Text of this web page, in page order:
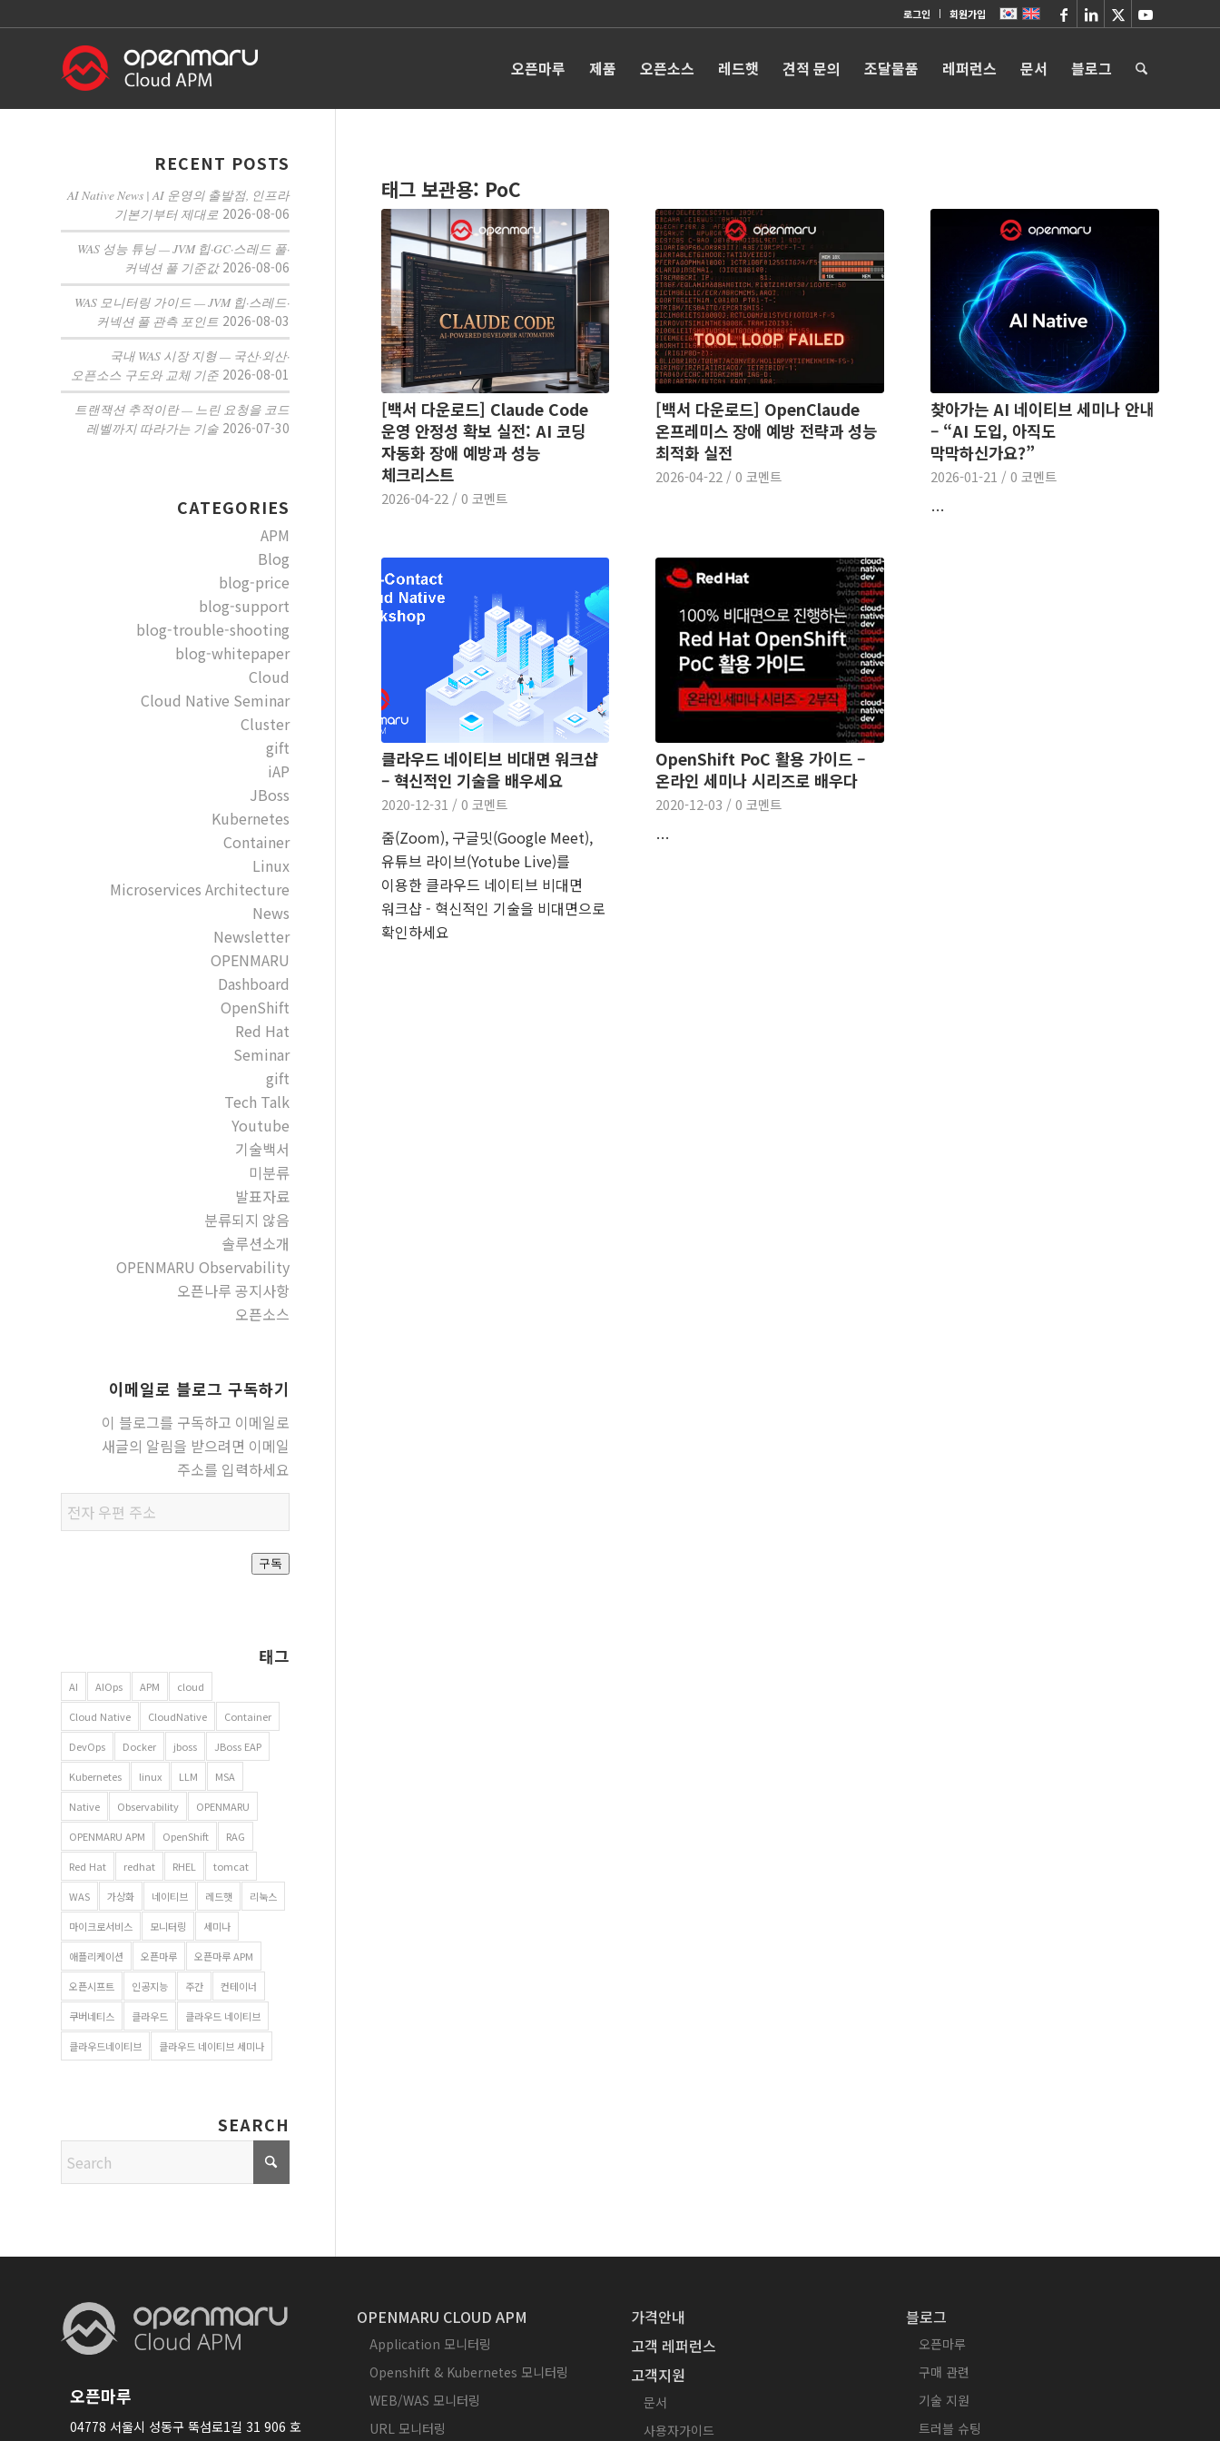
로그인 회원가입
오픈마루 제품 오픈소스 레드햇 견적 문의 조달물품 레퍼런스 문서 블로그
태그 보관용: PoC
[백서 다운로드] Claude Code
운영 안정성 확보 실전: AI 코딩
자동화 장애 예방과 성능
체크리스트
2026-04-22 / 0 코멘트
[백서 다운로드] OpenClaude
온프레미스 장애 예방 전략과 성능
최적화 실전
2026-04-22 / 0 코멘트
찾아가는 AI 네이티브 세미나 안내
– “AI 도입, 아직도
막막하신가요?”
2026-01-21 / 0 코멘트
…
클라우드 네이티브 비대면 워크샵
– 혁신적인 기술을 배우세요
2020-12-31 / 0 코멘트
줌(Zoom), 구글밋(Google Meet),
유튜브 라이브(Yotube Live)를
이용한 클라우드 네이티브 비대면
워크샵 - 혁신적인 기술을 비대면으로
확인하세요
OpenShift PoC 활용 가이드 –
온라인 세미나 시리즈로 배우다
2020-12-03 / 0 코멘트
…
RECENT POSTS
AI Native News | AI 운영의 출발점, 인프라
기본기부터 제대로 2026-08-06
WAS 성능 튜닝 — JVM 힙·GC·스레드 풀·
커넥션 풀 기준값 2026-08-06
WAS 모니터링 가이드 — JVM 힙·스레드·
커넥션 풀 관측 포인트 2026-08-03
국내 WAS 시장 지형 — 국산·외산·
오픈소스 구도와 교체 기준 2026-08-01
트랜잭션 추적이란 — 느린 요청을 코드
레벨까지 따라가는 기술 2026-07-30
CATEGORIES
APM
Blog
blog-price
blog-support
blog-trouble-shooting
blog-whitepaper
Cloud
Cloud Native Seminar
Cluster
gift
iAP
JBoss
Kubernetes
Container
Linux
Microservices Architecture
News
Newsletter
OPENMARU
Dashboard
OpenShift
Red Hat
Seminar
gift
Tech Talk
Youtube
기술백서
미분류
발표자료
분류되지 않음
솔루션소개
OPENMARU Observability
오픈나루 공지사항
오픈소스
이메일로 블로그 구독하기
이 블로그를 구독하고 이메일로
새글의 알림을 받으려면 이메일
주소를 입력하세요
우편
주소
구독
태그
AI AIOps APM cloud
Cloud Native CloudNative Container
DevOps Docker jboss JBoss EAP
Kubernetes linux LLM MSA
Native Observability OPENMARU
OPENMARU APM OpenShift RAG
Red Hat redhat RHEL tomcat
WAS 가상화 네이티브 레드햇 리눅스
마이크로서비스 모니터링 세미나
애플리케이션 오픈마루 오픈마루 APM
오픈시프트 인공지능 주간 컨테이너
쿠버네티스 클라우드 클라우드 네이티브
클라우드네이티브 클라우드 네이티브 세미나
SEARCH
오픈마루
04778 서울시 성동구 뚝섬로1길 31 906 호
OPENMARU CLOUD APM
Application 모니터링
Openshift & Kubernetes 모니터링
WEB/WAS 모니터링
URL 모니터링
가격안내
고객 레퍼런스
고객지원
문서
사용자가이드
블로그
오픈마루
구매 관련
기술 지원
트러블 슈팅